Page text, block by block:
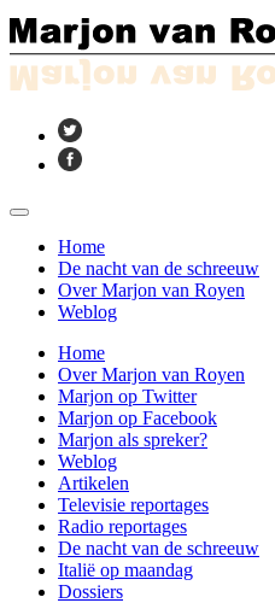
Home
De nacht van de schreeuw
Over Marjon van Royen
Weblog
Home
Over Marjon van Royen
Marjon op Twitter
Marjon op Facebook
Marjon als spreker?
Weblog
Artikelen
Televisie reportages
Radio reportages
De nacht van de schreeuw
Italië op maandag
Dossiers